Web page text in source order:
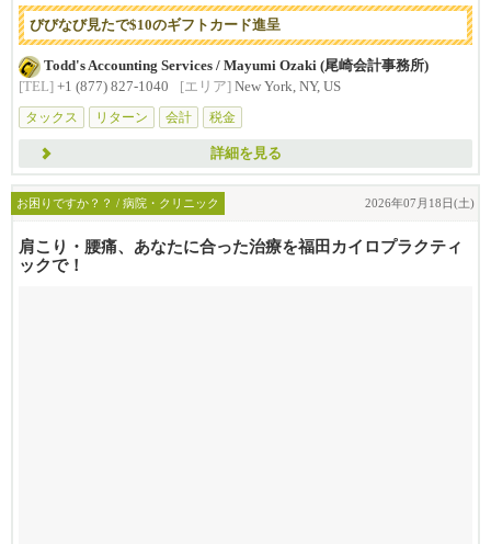
... びびなび見たで$10のギフトカード進呈
Todd's Accounting Services / Mayumi Ozaki (尾崎会計事務所)
[TEL] +1 (877) 827-1040 [エリア] New York, NY, US
タックス
リターン 会計 税金
詳細を見る
お困りですか？？ / 病院・クリニック 2026年07月18日(土)
肩こり・腰痛、あなたに合った治療を福田カイロプラクティ
ックで！